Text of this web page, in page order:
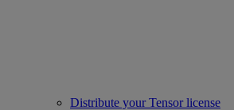
Distribute your Tensor license